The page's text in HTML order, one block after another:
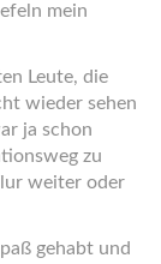
mein
Leute, die
wieder sehen
ja schon
zu
weiter oder
gehabt und